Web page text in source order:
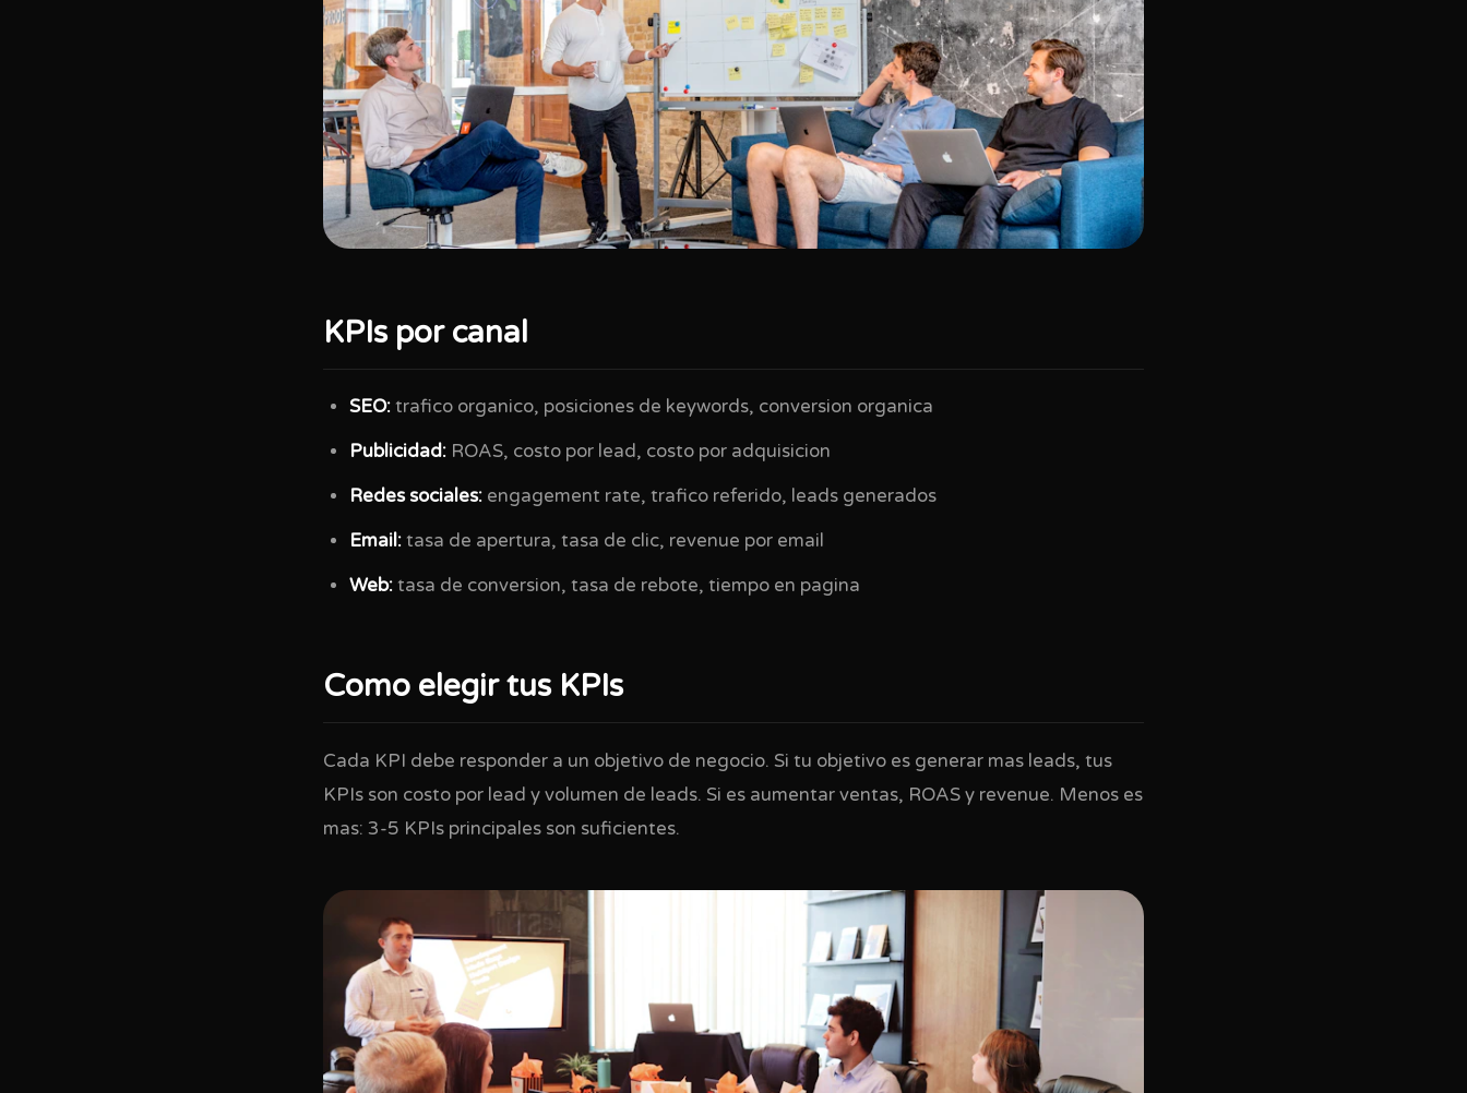
KPIs por canal
SEO: trafico organico, posiciones de keywords, conversion organica
Publicidad: ROAS, costo por lead, costo por adquisicion
Redes sociales: engagement rate, trafico referido, leads generados
Email: tasa de apertura, tasa de clic, revenue por email
Web: tasa de conversion, tasa de rebote, tiempo en pagina
Como elegir tus KPIs
Cada KPI debe responder a un objetivo de negocio. Si tu objetivo es generar mas leads, tus
KPIs son costo por lead y volumen de leads. Si es aumentar ventas, ROAS y revenue. Menos es
mas: 3-5 KPIs principales son suficientes.